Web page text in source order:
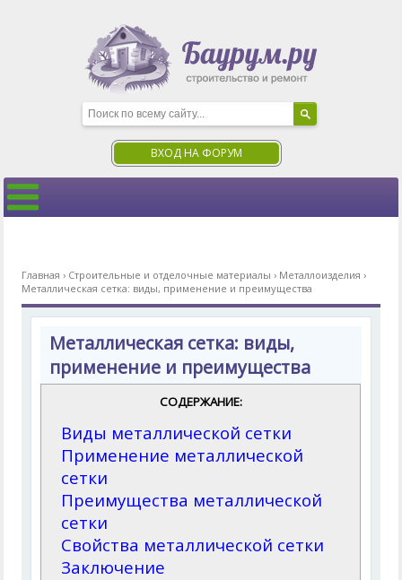
ВХОД НА ФОРУМ
Главная › Строительные и отделочные материалы › Металлоизделия ›
Металлическая сетка: виды, применение и преимущества
Металлическая сетка: виды,
применение и преимущества
СОДЕРЖАНИЕ:
Виды металлической сетки
Применение металлической
сетки
Преимущества металлической
сетки
Свойства металлической сетки
Заключение